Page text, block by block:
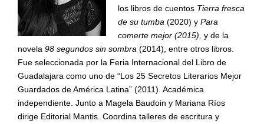
los libros de cuentos Tierra fresca
de su tumba (2020) y Para
comerte mejor (2015), y de la
novela 98 segundos sin sombra (2014), entre otros libros.
Fue seleccionada por la Feria Internacional del Libro de
Guadalajara como uno de “Los 25 Secretos Literarios Mejor
Guardados de América Latina” (2011). Académica
independiente. Junto a Magela Baudoin y Mariana Ríos
dirige Editorial Mantis. Coordina talleres de escritura y